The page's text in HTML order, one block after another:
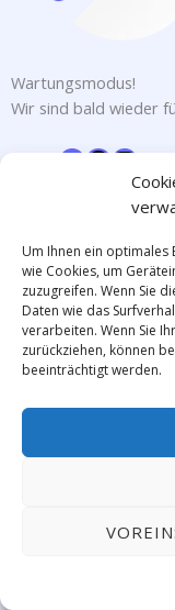
Um Ihnen ein optimales
wie Cookies, um
zuzugreifen. Wenn Sie
Daten wie das
verarbeiten. Wenn Sie
zurückziehen, können
beeinträchtigt werden.
Wartungsmodus!
Wir sind bald wieder